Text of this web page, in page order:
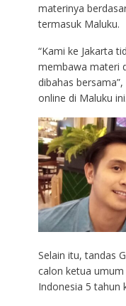
materinya
termasuk Maluku.
“Kami ke Jakarta
membawa materi
dibahas
online di Maluku ini.
Selain itu, tandas
calon ketua
Indonesia 5 tahun